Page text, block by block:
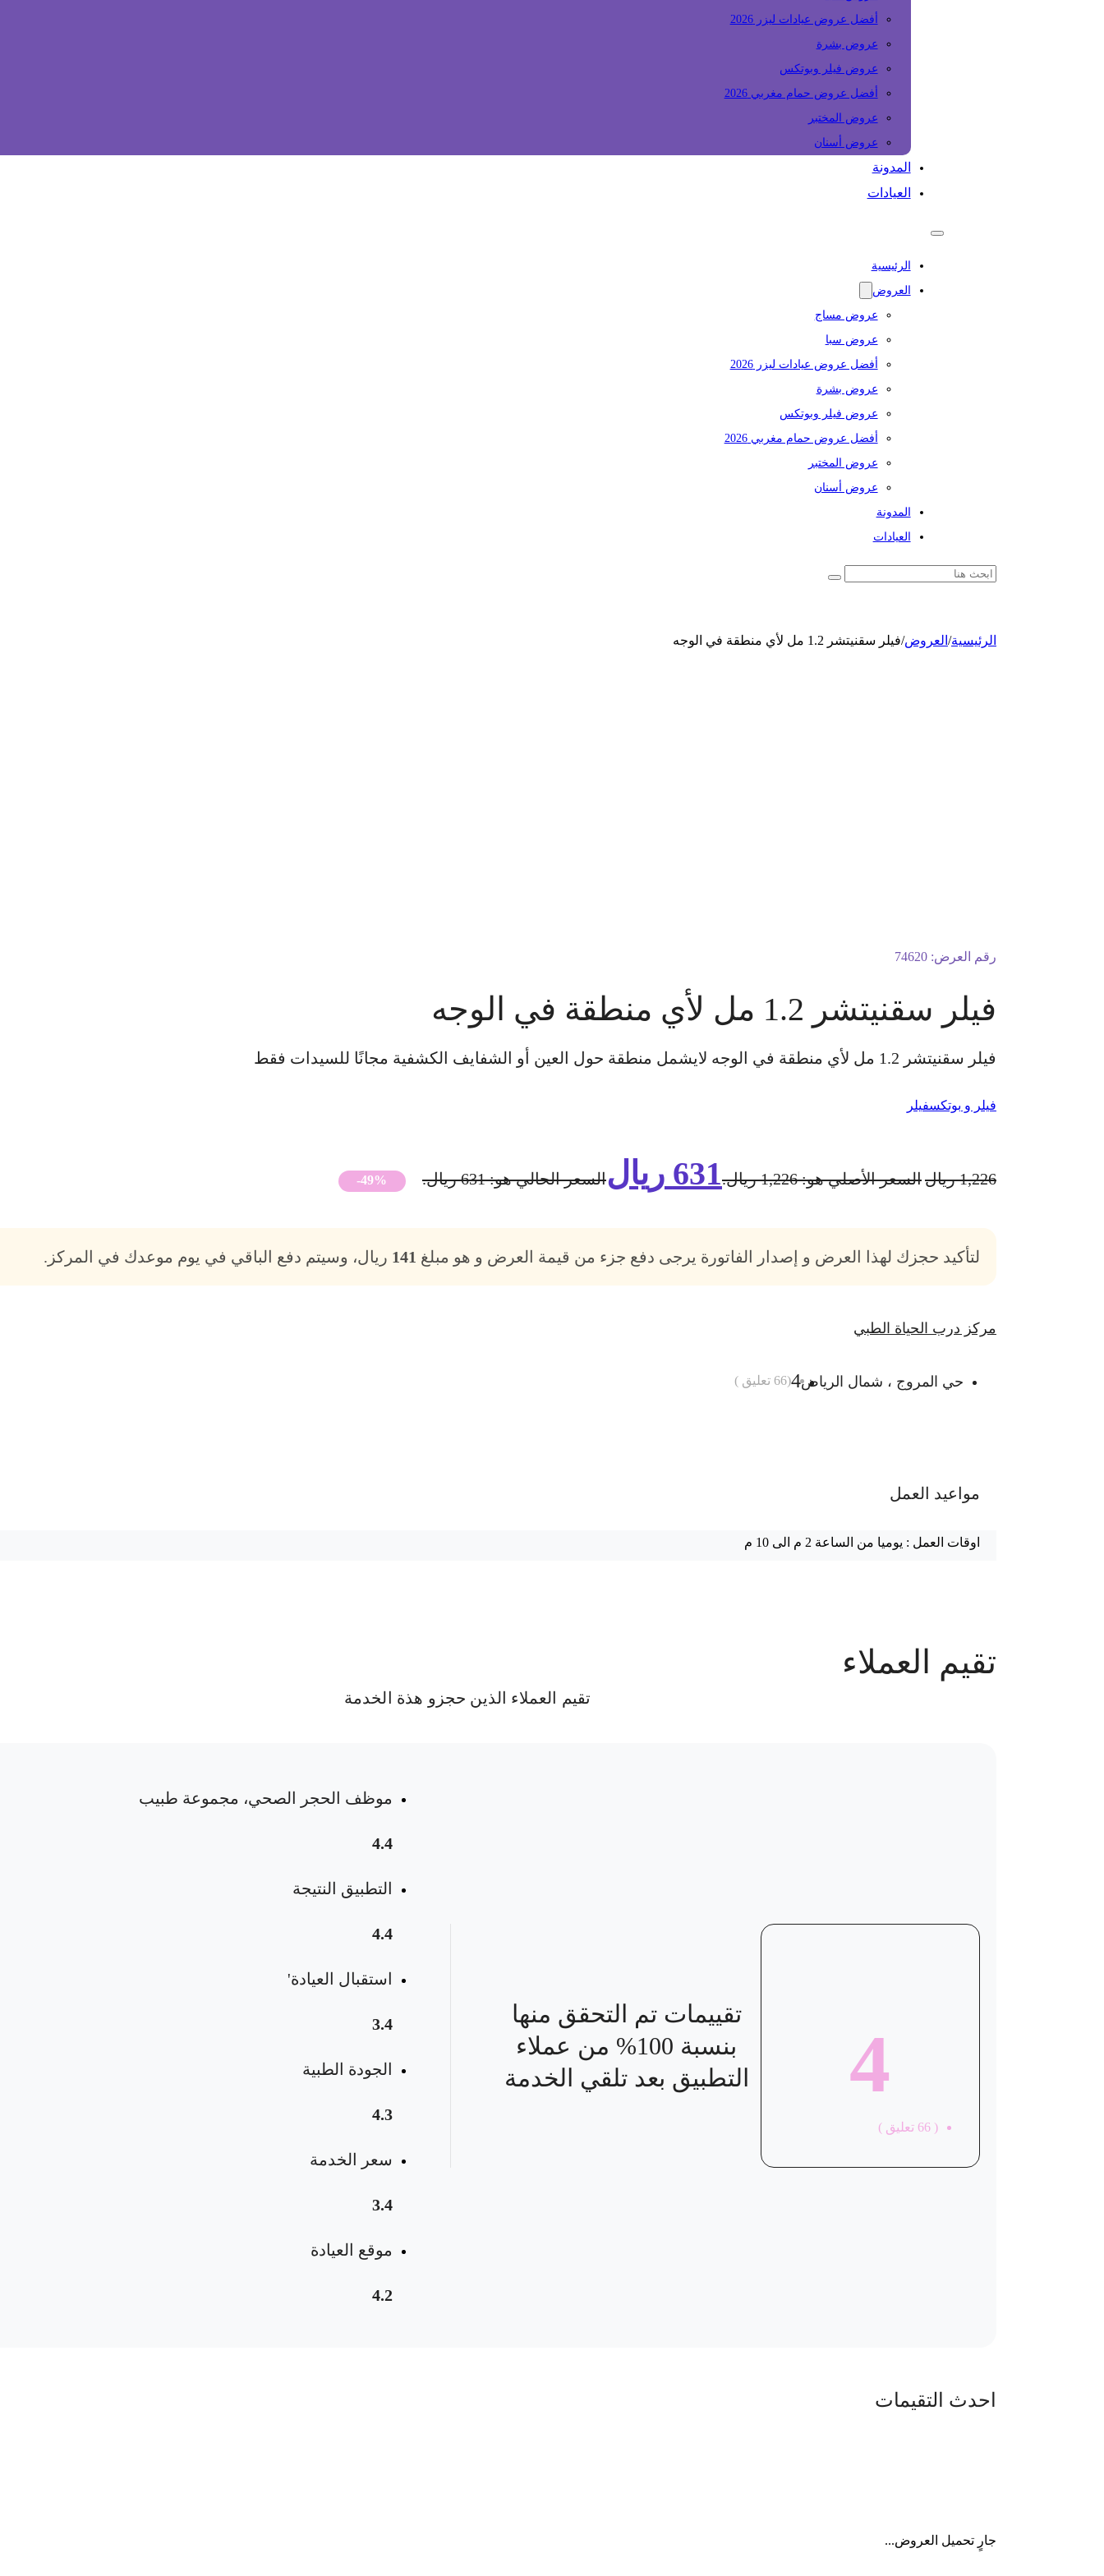
أفضل عروض عيادات ليزر 2026
عروض بشرة
عروض فيلر وبوتكس
أفضل عروض حمام مغربي 2026
عروض المختبر
عروض أسنان
المدونة
العيادات
الرئيسية
العروض
عروض مساج
عروض سبا
أفضل عروض عيادات ليزر 2026
عروض بشرة
عروض فيلر وبوتكس
أفضل عروض حمام مغربي 2026
عروض المختبر
عروض أسنان
المدونة
العيادات
الرئيسية/ العروض/فيلر سقنيتشر 1.2 مل لأي منطقة في الوجه
رقم العرض:74620
فيلر سقنيتشر 1.2 مل لأي منطقة في الوجه
فيلر سقنيتشر 1.2 مل لأي منطقة في الوجه لايشمل منطقة حول العين أو الشفايف الكشفية مجانًا للسيدات فقط
فيلر و بوتكسفيلر
1,226 ريالالسعر الأصلي هو: 1,226 ريال. 631 ريالالسعر الحالي هو: 631 ريال. -49%
لتأكيد حجزك لهذا العرض و إصدار الفاتورة يرجى دفع جزء من قيمة العرض و هو مبلغ 141 ريال، وسيتم دفع الباقي في يوم موعدك في المركز.
مركز درب الحياة الطبي
حي المروج ، شمال الرياض4
(
66 تعليق )
مواعيد العمل
اوقات العمل : يوميا من الساعة 2 م الى 10 م
66 حجز
تقيم العملاء
تقيم العملاء الذين حجزو هذة الخدمة
4
(
66 تعليق )
تقييمات تم التحقق منها
بنسبة 100% من عملاء
التطبيق بعد تلقي الخدمة
موظف الحجر الصحي، مجموعة طبيب
4.4
التطبيق النتيجة
4.4
استقبال العيادة'
3.4
الجودة الطبية
4.3
سعر الخدمة
3.4
موقع العيادة
4.2
احدث التقيمات
جارٍ تحميل العروض...